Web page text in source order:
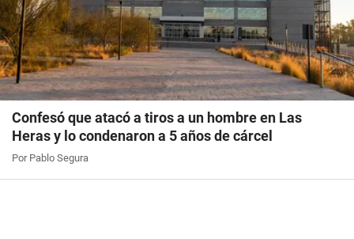
Confesó que atacó a tiros a un hombre en Las
Heras y lo condenaron a 5 años de cárcel
Por Pablo Segura